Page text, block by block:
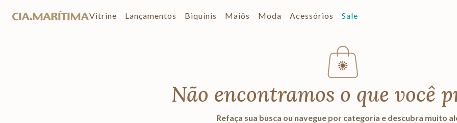
Vitrine Lançamentos Biquínis Maiôs Moda Acessórios Sale
Não encontramos o que você
Refaça sua busca ou navegue por categoria e descubra muito